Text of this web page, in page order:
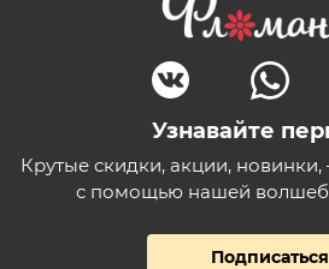
Узнавайте
Крутые скидки, акции,
с помощью нашей
Подписаться